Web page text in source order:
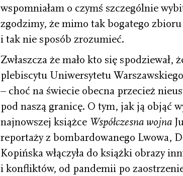
wspomniałam o czymś szczególnie
zgodzimy, że mimo tak bogatego
i tak nie sposób zrozumieć.
Zwłaszcza że mało kto się spodziewał,
plebiscytu Uniwersytetu
– choć na świecie obecna przecież
pod naszą granicę. O tym, jak ją objąć
najnowszej książce Współczesna wojna
reportaży z bombardowanego Lwowa,
Kopińska włączyła do książki obrazy
i konfliktów, od pandemii po